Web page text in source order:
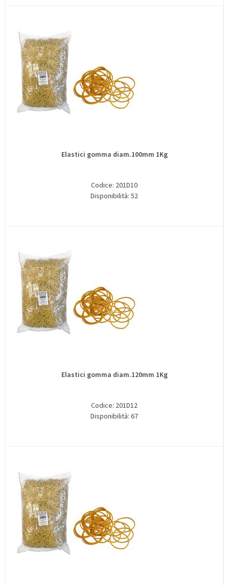
Elastici gomma diam.100mm 1Kg
Codice: 201D10
Disponibilità: 52
Elastici gomma diam.120mm 1Kg
Codice: 201D12
Disponibilità: 67